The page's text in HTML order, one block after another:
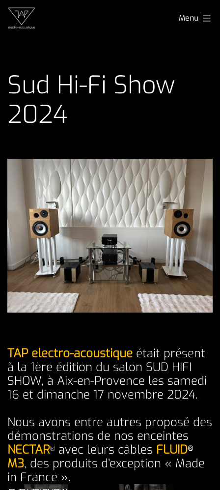
Aller
auTAP
Menu
Sud Hi-Fi Show
2024
TAP electro-acoustique était présent
à la 1ère édition du salon SUD HIFI
SHOW, à Aix-en-Provence les samedi
16 et dimanche 17 novembre 2024.
Nous avons entre autres proposé des
démonstrations de nos enceintes
NECTAR® avec leurs câbles FLUID®
M3, des produits d’exception « Made
in France ».